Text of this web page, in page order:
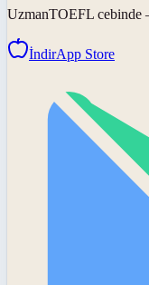
UzmanTOEFL cebinde
İndirApp Store